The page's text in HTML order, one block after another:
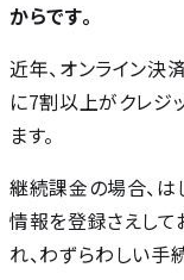
からです。
近年、オンライン決
に7割以上がクレジ
ます。
継続課金の場合、は
情報を登録さえし
れ、わずらわしい手